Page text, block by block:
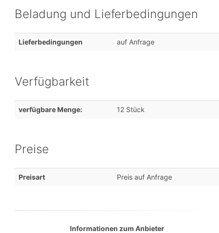
Beladung und Lieferbedingungen
Lieferbedingungen auf Anfrage
Verfügbarkeit
verfügbare Menge: 12 Stück
Preise
Preisart Preis auf Anfrage
Informationen zum Anbieter